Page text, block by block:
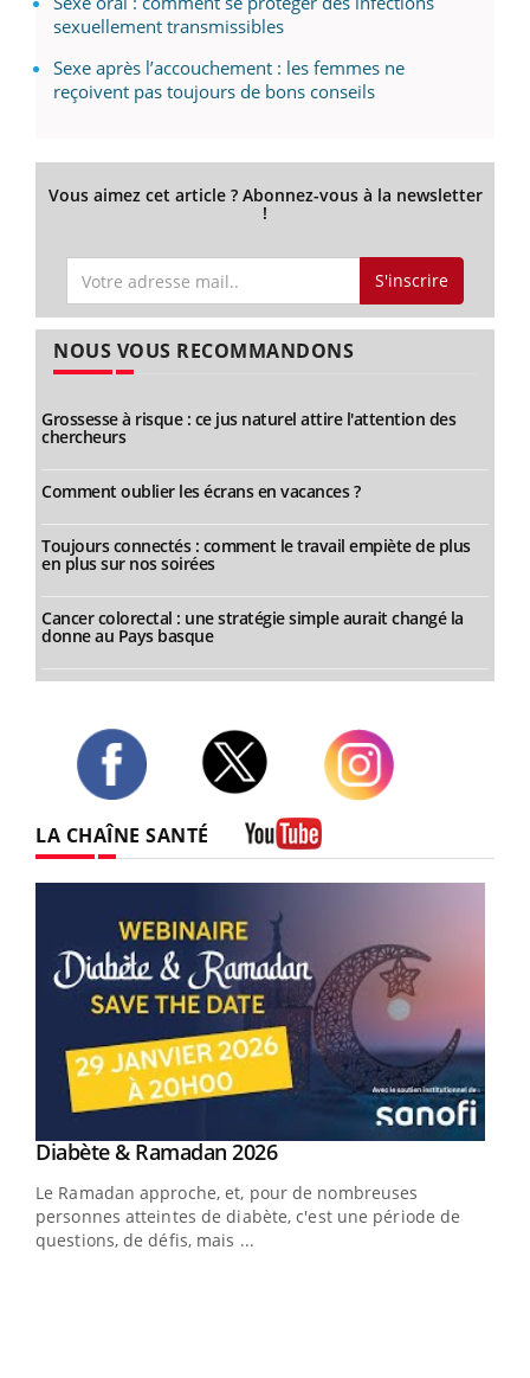
sexuellement transmissibles
Sexe après l’accouchement : les femmes ne
reçoivent pas toujours de bons conseils
Vous aimez cet article ? Abonnez-vous à la newsletter
!
S'inscrire
NOUS VOUS RECOMMANDONS
Grossesse à risque : ce jus naturel attire l'attention des
chercheurs
Comment oublier les écrans en vacances ?
Toujours connectés : comment le travail empiète de plus
en plus sur nos soirées
Cancer colorectal : une stratégie simple aurait changé la
donne au Pays basque
LA CHAÎNE SANTÉ
Youtube
Diabète & Ramadan 2026Youtube
Le Ramadan approche, et, pour de nombreuses
personnes atteintes de diabète, c'est une période de
questions, de défis, mais ...